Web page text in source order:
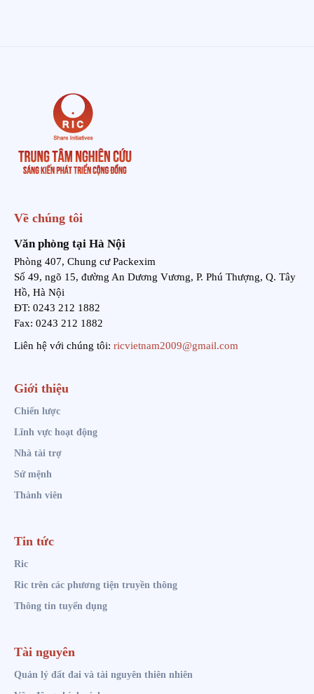
Về chúng tôi
Văn phòng tại Hà Nội
Phòng 407, Chung cư Packexim
Số 49, ngõ 15, đường An Dương Vương, P. Phú Thượng, Q. Tây
Hồ, Hà Nội
ĐT: 0243 212 1882
Fax: 0243 212 1882
Liên hệ với chúng tôi: ricvietnam2009@gmail.com
Giới thiệu
Chiến lược
Lĩnh vực hoạt động
Nhà tài trợ
Sứ mệnh
Thành viên
Tin tức
Ric
Ric trên các phương tiện truyền thông
Thông tin tuyển dụng
Tài nguyên
Quản lý đất đai và tài nguyên thiên nhiên